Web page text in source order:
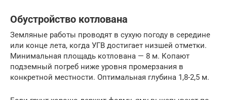
Обустройство котлована
Земляные работы проводят в сухую погоду в середине
или конце лета, когда УГВ достигает низшей отметки.
Минимальная площадь котлована — 8 м. Копают
подземный погреб ниже уровня промерзания в
конкретной местности. Оптимальная глубина 1,8-2,5 м.